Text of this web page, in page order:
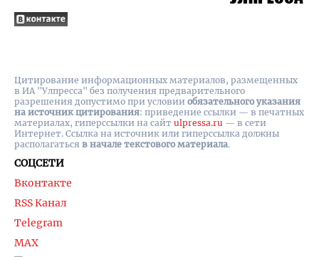
СОЦСЕТИ
Вконтакте
RSS Канал
Telegram
MAX
Цитирование информационных материалов, размещенных
в ИА "Улпресса" без получения предварительного
разрешения допустимо при условии обязательного указания
на источник цитирования: приведение ссылки — в печатных
материалах, гиперссылки на cайт ulpressa.ru — в сети
Интернет. Ссылка на источник или гиперссылка должны
располагаться в начале текстового материала.